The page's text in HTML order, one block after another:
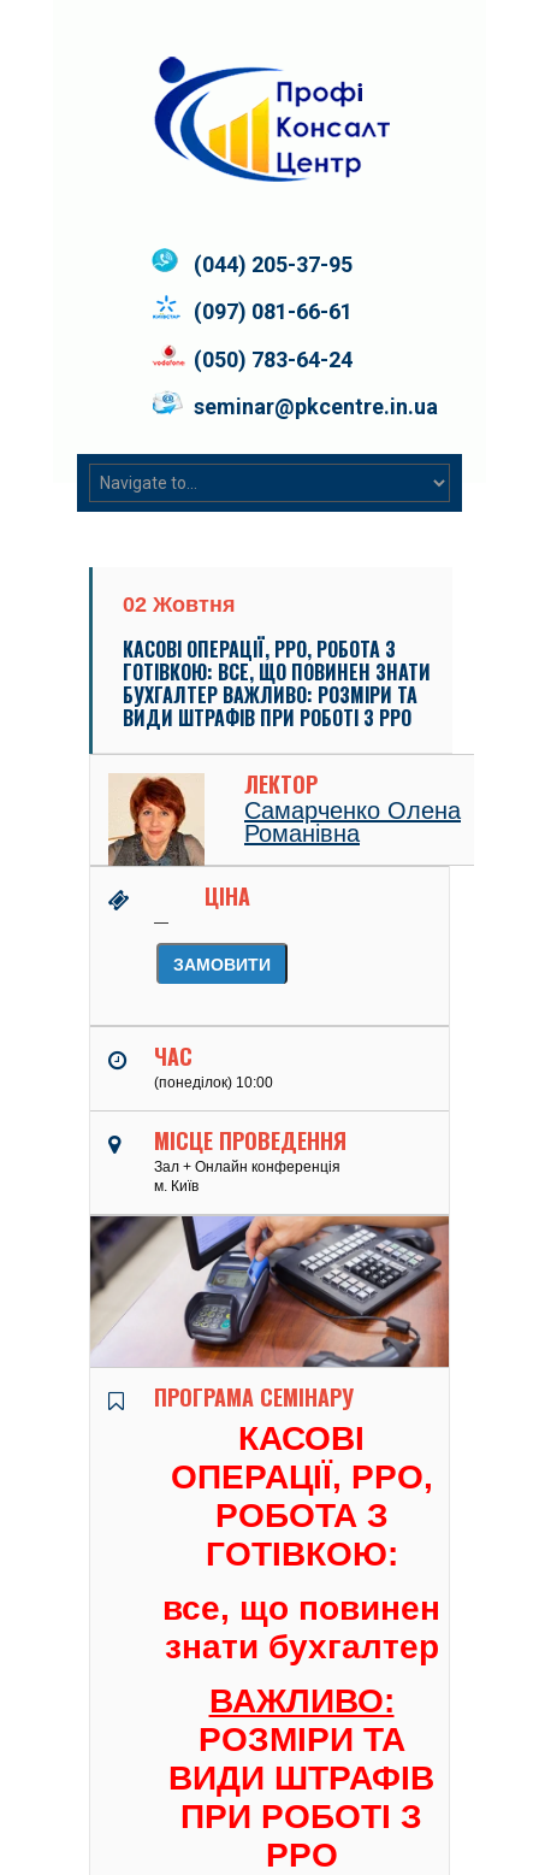
(044) 205-37-95
(097) 081-66-61
(050) 783-64-24
seminar@pkcentre.in.ua
02 Жовтня
КАСОВІ ОПЕРАЦІЇ, РРО, РОБОТА З
ГОТІВКОЮ: ВСЕ, ЩО ПОВИНЕН ЗНАТИ
БУХГАЛТЕР ВАЖЛИВО: РОЗМІРИ ТА
ВИДИ ШТРАФІВ ПРИ РОБОТІ З РРО
ЛЕКТОР
Самарченко Олена
Романівна
ЦІНА
—
ЗАМОВИТИ
ЧАС
(понеділок) 10:00
МІСЦЕ ПРОВЕДЕННЯ
Зал + Онлайн конференція
м. Київ
ПРОГРАМА СЕМІНАРУ
КАСОВІ
ОПЕРАЦІЇ, РРО,
РОБОТА З
ГОТІВКОЮ:
все, що повинен
знати бухгалтер
ВАЖЛИВО:
РОЗМІРИ ТА
ВИДИ ШТРАФІВ
ПРИ РОБОТІ З
РРО